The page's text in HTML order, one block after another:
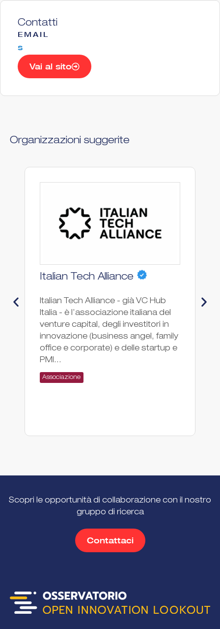
Contatti
EMAIL
s
Vai al sito
Organizzazioni suggerite
Italian Tech Alliance
Italian Tech Alliance - già VC Hub
Italia - è l’associazione italiana del
venture capital, degli investitori in
innovazione (business angel, family
office e corporate) e delle startup e
PMI...
Associazione
Scopri le opportunità di collaborazione con il nostro
gruppo di ricerca
Contattaci